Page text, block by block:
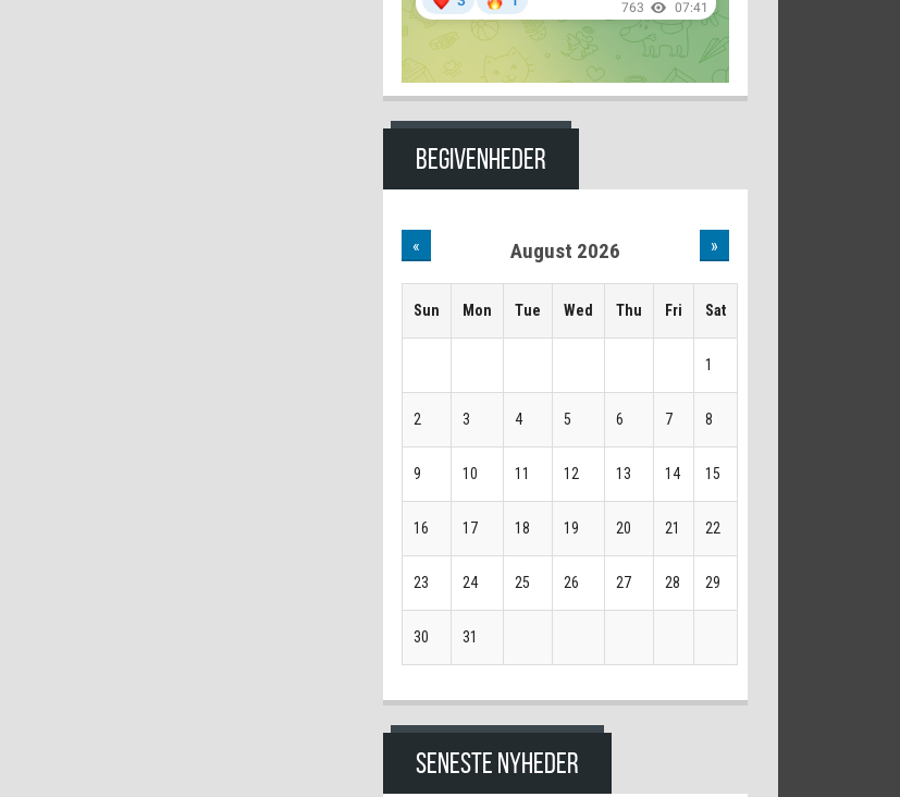
BEGIVENHEDER
« August 2026 »
Sun Mon Tue Wed Thu Fri Sat
1
2 3 4 5 6 7 8
9 10 11 12 13 14 15
16 17 18 19 20 21 22
23 24 25 26 27 28 29
30 31
SENESTE NYHEDER